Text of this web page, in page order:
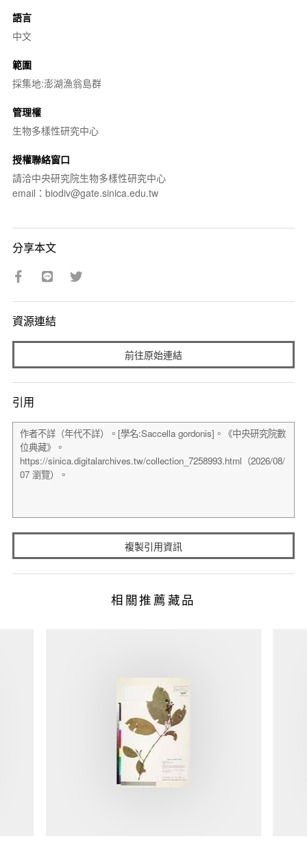
語言
中文
範圍
採集地:澎湖漁翁島群
管理權
生物多樣性研究中心
授權聯絡窗口
請洽中央研究院生物多樣性研究中心
email：biodiv@gate.sinica.edu.tw
分享本文
資源連結
前往原始連結
引用
複製引用資訊
相關推薦藏品